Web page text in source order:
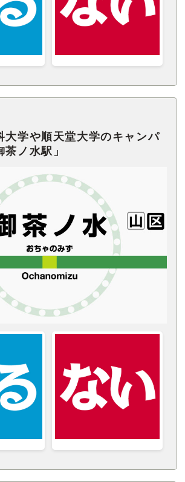
大学や順天堂大学のキャンパ
ノ水駅」